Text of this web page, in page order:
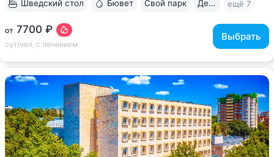
от 7700 ₽
сут/чел, с лечением
Выбрать
Шведский стол Бювет Свой парк Дети с 0 лет ещё 7